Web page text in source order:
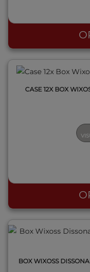
CASE 12X BOX
BOX WIXOSS